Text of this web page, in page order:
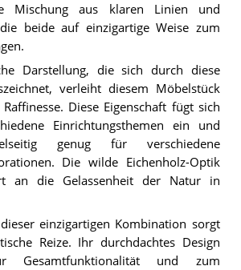
Mischung aus klaren Linien und
beide auf einzigartige Weise zum
Darstellung, die sich durch diese
verleiht diesem Möbelstück
Diese Eigenschaft fügt sich
Einrichtungsthemen ein und
genug für verschiedene
Die wilde Eichenholz-Optik
an die Gelassenheit der Natur in
einzigartigen Kombination sorgt
Reize. Ihr durchdachtes Design
Gesamtfunktionalität und zum